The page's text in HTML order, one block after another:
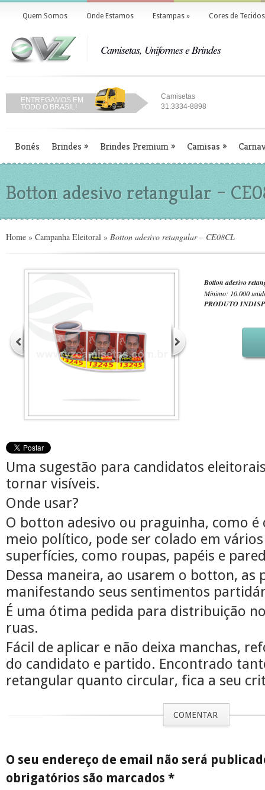
Quem Somos Onde Estamos Estampas» Cores de Tecidos
Camisetas, Uniformes e Brindes
ENTREGAMOS EM
TODO O BRASIL!
Camisetas
31.3334-8898
Bonés Brindes » Brindes Premium» Camisas »
Botton adesivo retangular –
Home » Campanha Eleitoral » Botton adesivo retangular – CE08CL
Botton adesivo
Mínimo: 10.000
PRODUTO
Uma sugestão para candidatos
tornar visíveis.
Onde usar?
O botton adesivo ou praguinha, como é
meio político, pode ser colado em
superfícies, como roupas, papéis e
Dessa maneira, ao usarem o botton, as
manifestando seus sentimentos
É uma ótima pedida para distribuição
ruas.
Fácil de aplicar e não deixa manchas,
do candidato e partido. Encontrado
retangular quanto circular, fica a seu
COMENTAR
O seu endereço de email não será
obrigatórios são marcados *